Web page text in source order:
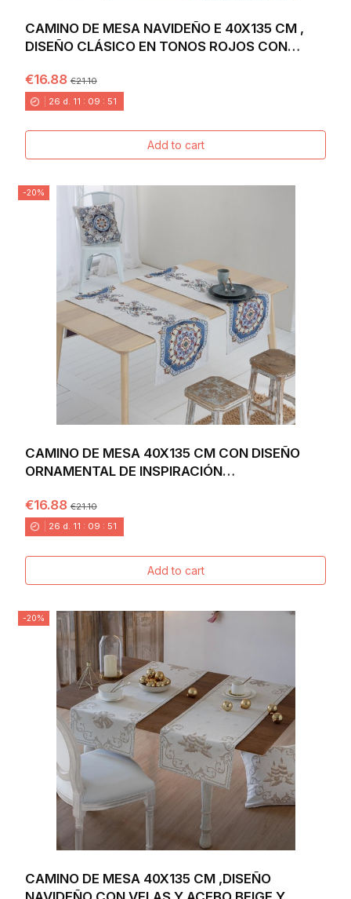
CAMINO DE MESA NAVIDEÑO E 40X135 CM ,
DISEÑO CLÁSICO EN TONOS ROJOS CON
€16.88€21.10
26 d. 11 : 09 : 49
Add to cart
-20%
CAMINO DE MESA 40X135 CM CON DISEÑO
ORNAMENTAL DE INSPIRACIÓN
€16.88€21.10
26 d. 11 : 09 : 49
Add to cart
-20%
CAMINO DE MESA 40X135 CM ,DISEÑO